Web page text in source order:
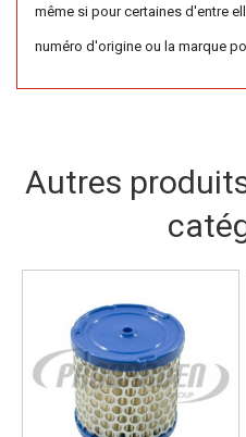
même si pour certaines d'entre
numéro d'origine ou la marque
Autres